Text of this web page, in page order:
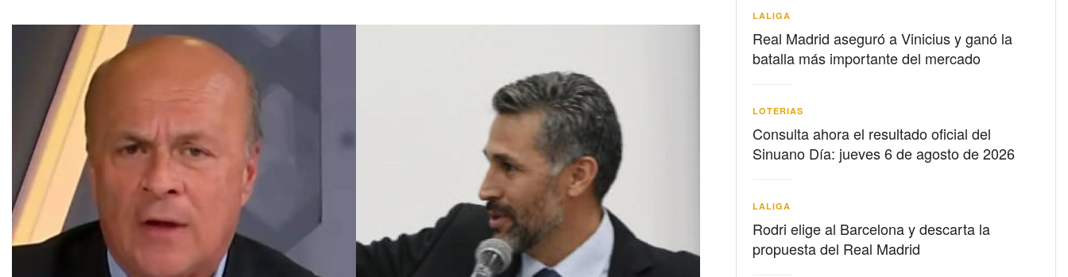
LALIGA
Real Madrid aseguró a Vinicius y ganó la
batalla más importante del mercado
LOTERIAS
Consulta ahora el resultado oficial del
Sinuano Día: jueves 6 de agosto de 2026
LALIGA
Rodri elige al Barcelona y descarta la
propuesta del Real Madrid